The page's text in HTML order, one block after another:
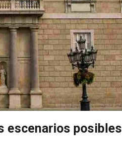
escenarios posibles